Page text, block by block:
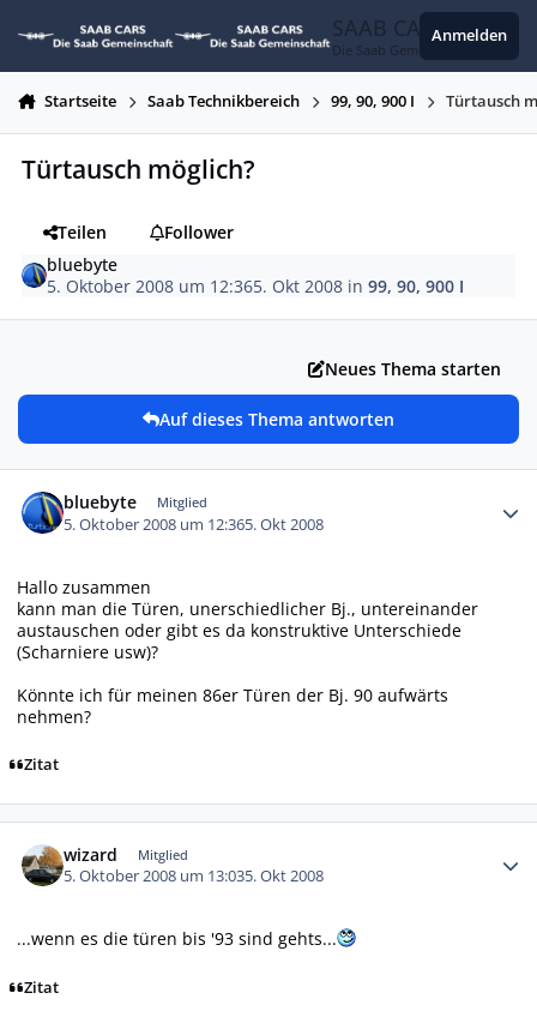
SAAB CARS
Die Saab Gemeinschaft
Anmelden
Startseite Saab Technikbereich 99, 90, 900 I Türtausch
Türtausch möglich?
Teilen
Follower
bluebyte
5. Oktober 2008 um 12:365. Okt 2008 in99, 90, 900 I
Neues Thema starten
Auf dieses Thema antworten
bluebyte Mitglied
5. Oktober 2008 um 12:365. Okt 2008
Hallo zusammen
kann man die Türen, unerschiedlicher Bj., untereinander
austauschen oder gibt es da konstruktive Unterschiede
(Scharniere usw)?
Könnte ich für meinen 86er Türen der Bj. 90 aufwärts
nehmen?
Zitat
wizard Mitglied
5. Oktober 2008 um 13:035. Okt 2008
...wenn es die türen bis '93 sind gehts...
Zitat